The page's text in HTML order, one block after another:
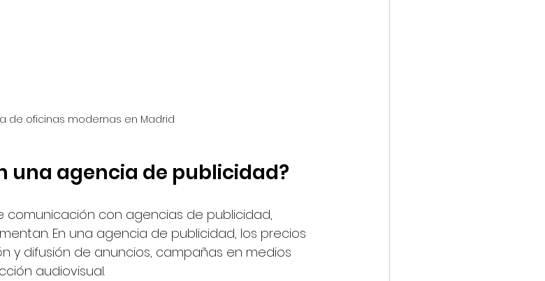
de oficinas modernas en Madrid
una agencia de publicidad?
comunicación con agencias de publicidad,
En una agencia de publicidad, los precios
y difusión de anuncios, campañas en medios
audiovisual.